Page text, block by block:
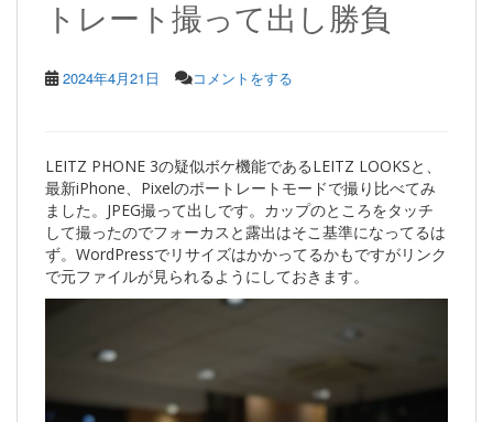
トレート撮って出し勝負
2024年4月21日 コメントをする
LEITZ PHONE 3の疑似ボケ機能であるLEITZ LOOKSと、
最新iPhone、Pixelのポートレートモードで撮り比べてみ
ました。JPEG撮って出しです。カップのところをタッチ
して撮ったのでフォーカスと露出はそこ基準になってるは
ず。WordPressでリサイズはかかってるかもですがリンク
で元ファイルが見られるようにしておきます。